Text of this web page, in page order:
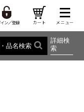
品名検索
詳細検
索